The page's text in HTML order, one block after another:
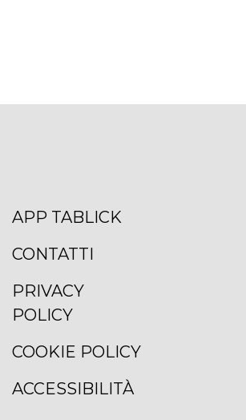
APP TABLICK
CONTATTI
PRIVACY
POLICY
COOKIE POLICY
ACCESSIBILITÀ